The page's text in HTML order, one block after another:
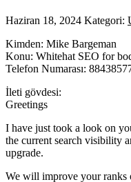
Haziran 18, 2024 Kategori:
Kimden: Mike Bargeman
Konu: Whitehat SEO for
Telefon Numarası:
İleti gövdesi:
Greetings
I have just took a look on
the current search visibility
upgrade.
We will improve your ranks